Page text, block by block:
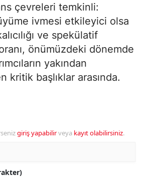
çevreleri temkinli:
ivmesi etkileyici olsa
ve spekülatif
oranı, önümüzdeki dönemde
yakından
kritik başlıklar arasında.
giriş yapabilirveya kayıt olabilirsiniz.